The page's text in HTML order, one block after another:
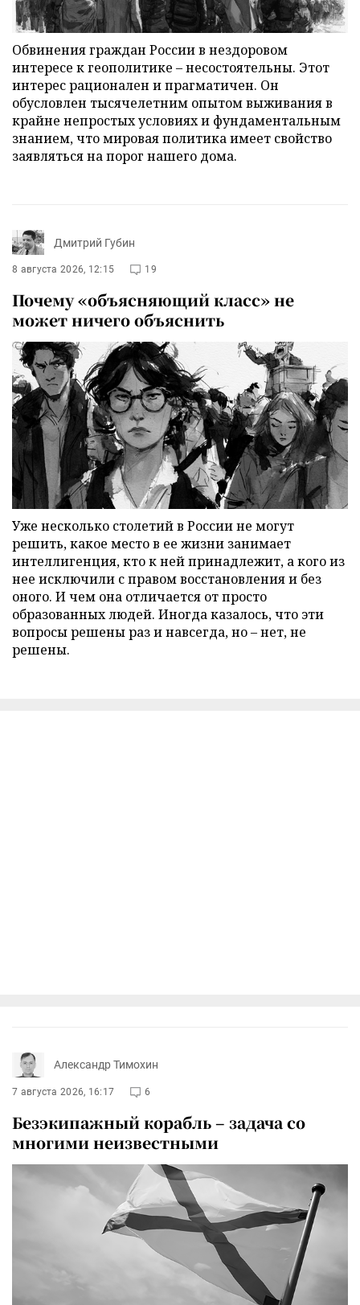
Обвинения граждан России в нездоровом
интересе к геополитике – несостоятельны. Этот
интерес рационален и прагматичен. Он
обусловлен тысячелетним опытом выживания в
крайне непростых условиях и фундаментальным
знанием, что мировая политика имеет свойство
заявляться на порог нашего дома.
Дмитрий Губин
8 августа 2026, 12:15 19
Почему «объясняющий класс» не
может ничего объяснить
Уже несколько столетий в России не могут
решить, какое место в ее жизни занимает
интеллигенция, кто к ней принадлежит, а кого из
нее исключили с правом восстановления и без
оного. И чем она отличается от просто
образованных людей. Иногда казалось, что эти
вопросы решены раз и навсегда, но – нет, не
решены.
Александр Тимохин
7 августа 2026, 16:17 6
Безэкипажный корабль – задача со
многими неизвестными